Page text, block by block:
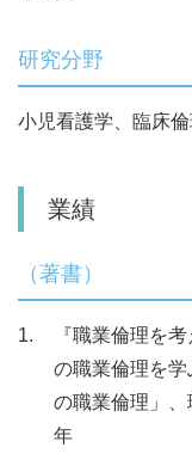
研究分野
小児看護学、臨床
業績
（著書）
『職業倫理を
の職業倫理を
の職業倫理」
年